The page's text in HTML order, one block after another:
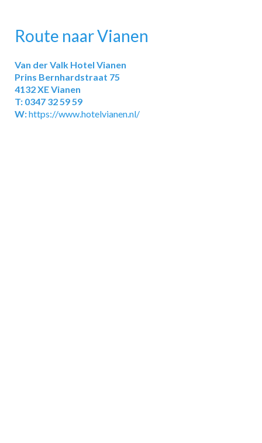
Route naar Vianen
Van der Valk Hotel Vianen
Prins Bernhardstraat 75
4132 XE Vianen
T: 0347 32 59 59
W:https://www.hotelvianen.nl/